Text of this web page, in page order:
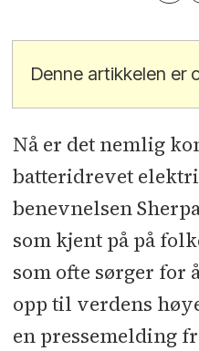
Denne artikkelen er
Nå er det nemlig
batteridrevet
benevnelsen
som kjent på på
som ofte sørger for
opp til verdens
en pressemelding